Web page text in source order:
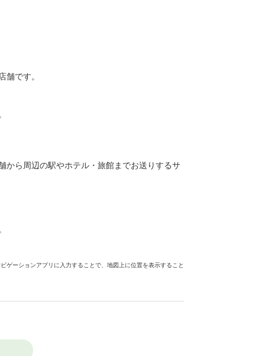
舗です。
から周辺の駅やホテル・旅館までお送りするサ
ーションアプリに入力することで、地図上に位置を表示すること